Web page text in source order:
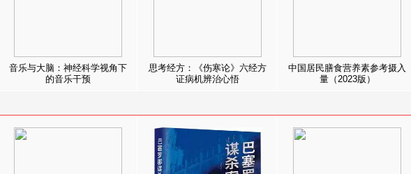
音乐与大脑：神经科学视角下
的音乐干预
思考经方：《伤寒论》六经方
证病机辨治心悟
中国居民膳食营养素参考摄入
量（2023版）